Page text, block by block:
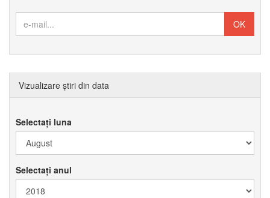
Vizualizare știri din data
Selectați luna
Selectați anul